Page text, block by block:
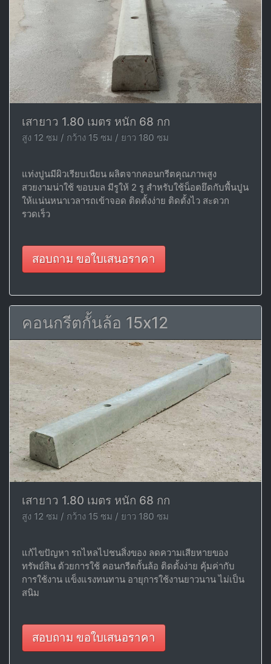
เสายาว 1.80 เมตร หนัก 68 กก
สูง 12 ซม / กว้าง 15 ซม / ยาว 180 ซม
แท่งปูนมีผิวเรียบเนียน ผลิตจากคอนกรีตคุณภาพสูง
สวยงามน่าใช้ ขอบมล มีรูให้ 2 รู สำหรับใช้น็อตยึดกับพื้นปูน
ให้แน่นหนาเวลารถเข้าจอด ติดตั้งง่าย ติดตั้งไว สะดวก
รวดเร็ว
สอบถาม ขอใบเสนอราคา
คอนกรีตกั้นล้อ 15x12
เสายาว 1.80 เมตร หนัก 68 กก
สูง 12 ซม / กว้าง 15 ซม / ยาว 180 ซม
แก้ไขปัญหา รถไหลไปชนสิ่งของ ลดความเสียหายของ
ทรัพย์สิน ด้วยการใช้ คอนกรีตกั้นล้อ ติดตั้งง่าย คุ้มค่ากับ
การใช้งาน แข็งแรงทนทาน อายุการใช้งานยาวนาน ไม่เป็น
สนิม
สอบถาม ขอใบเสนอราคา